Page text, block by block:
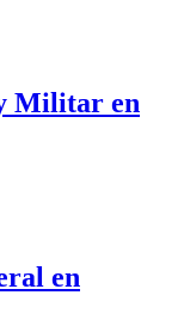
Militar en
en